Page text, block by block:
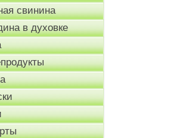
свинина
в духовке